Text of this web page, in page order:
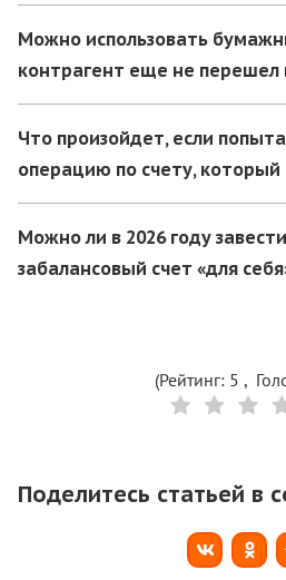
Можно использовать
контрагент еще не перешел
электронных форм, его
подписывать только в
Что произойдет, если
операцию по счету,
соответствующем ФСБУ. Для
быть обновлена 1С:БГУ до
Можно ли в 2026 году
забалансовый счет «для
политике. Самодеятельность
(Рейтинг: 5 ,
Поделитесь статьей в